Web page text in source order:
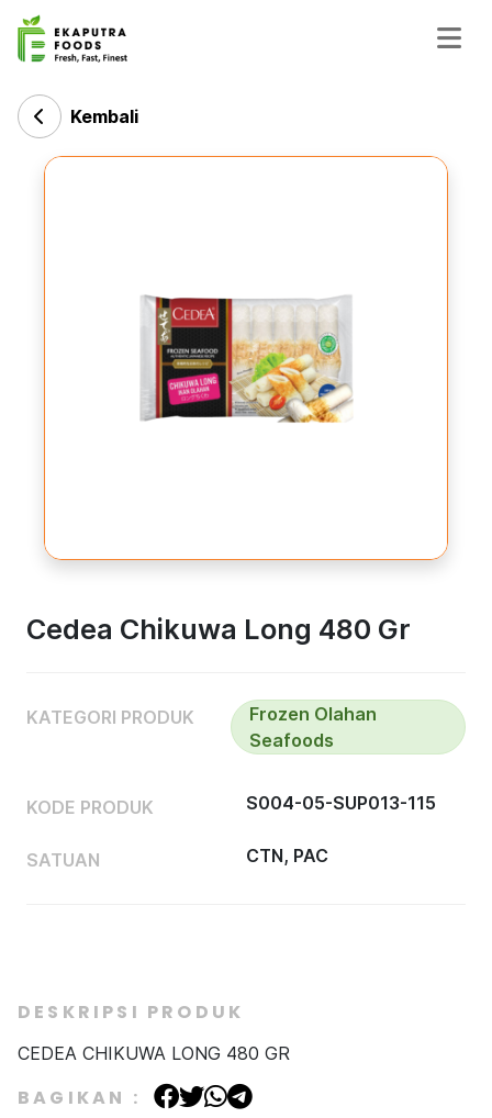
Kembali
Cedea Chikuwa Long 480 Gr
KATEGORI PRODUK
Frozen Olahan
Seafoods
KODE PRODUK S004-05-SUP013-115
SATUAN CTN, PAC
DESKRIPSI PRODUK
CEDEA CHIKUWA LONG 480 GR
BAGIKAN :